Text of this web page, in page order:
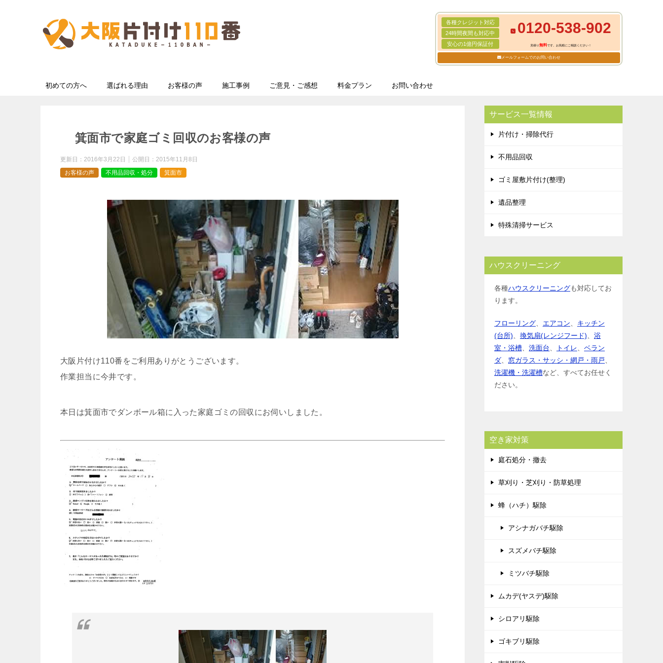
各種クレジット対応
24時間夜間も対応中
安心の1億円保証付
0120-538-902
見積り無料です。お気軽にご相談ください！
メールフォームでのお問い合わせ
初めての方へ 選ばれる理由 お客様の声 施工事例 ご意見・ご感想 料金プラン お問い合わせ
箕面市で家庭ゴミ回収のお客様の声
更新日： 2016年3月22日 公開日： 2015年11月8日
お客様の声
不用品回収・処分 箕面市
大阪片付け110番をご利用ありがとうございます。
作業担当に今井です。
本日は箕面市でダンボール箱に入った家庭ゴミの回収にお伺いしました。
サービス一覧情報
片付け・掃除代行
不用品回収
ゴミ屋敷片付け(整理)
遺品整理
特殊清掃サービス
ハウスクリーニング
各種ハウスクリーニングも対応してお
ります。
フローリング エアコン
キッチン
(台所)
換気扇(レンジフード)
浴
室・浴槽
洗面台 トイレ
ベラン
ダ
窓ガラス・サッシ・網戸・雨戸
洗濯機・洗濯槽など、すべてお任せく
ださい。
空き家対策
庭石処分・撤去
草刈り・芝刈り・防草処理
蜂（ハチ）駆除
アシナガバチ駆除
スズメバチ駆除
ミツバチ駆除
ムカデ(ヤスデ)駆除
シロアリ駆除
ゴキブリ駆除